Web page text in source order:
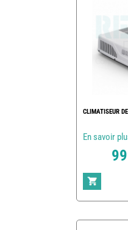
CLIMATISEUR
En savoir